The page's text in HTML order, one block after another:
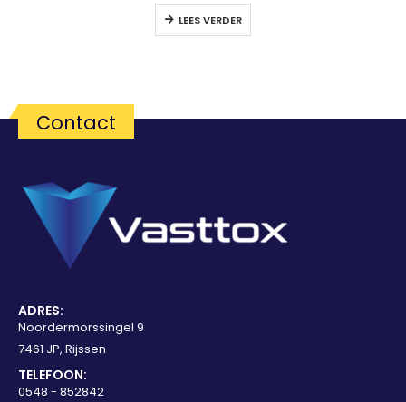
LEES VERDER
Contact
ADRES:
Noordermorssingel 9
7461 JP, Rijssen
TELEFOON:
0548 - 852842